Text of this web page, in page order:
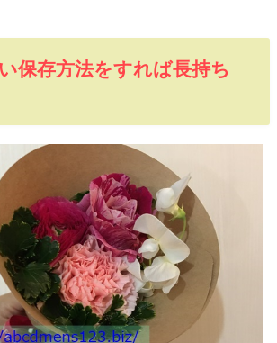
保存方法をすれば長持ち